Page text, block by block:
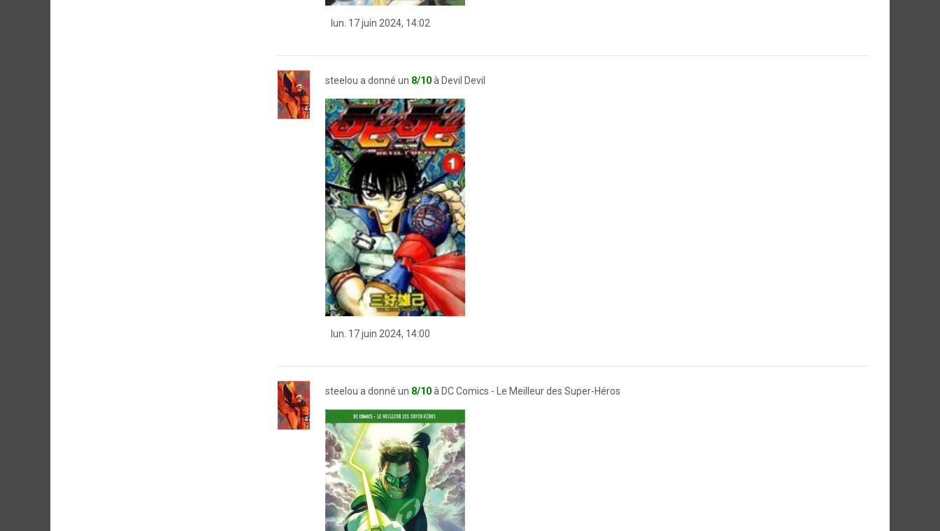
lun. 17 juin 2024, 14:02
steelou a donné un 8/10à Devil Devil
lun. 17 juin 2024, 14:00
steelou a donné un 8/10à DC Comics - Le Meilleur des Super-Héros